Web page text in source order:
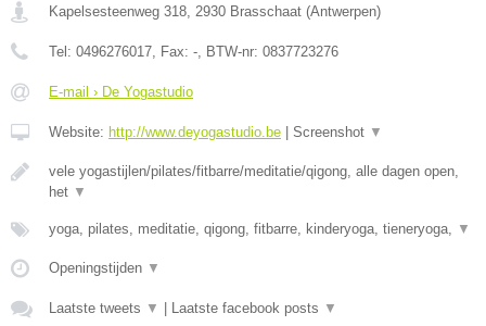
Kapelsesteenweg 318, 2930 Brasschaat (Antwerpen)
Tel: 0496276017, Fax: -, BTW-nr: 0837723276
E-mail › De Yogastudio
Website: http://www.deyogastudio.be Screenshot ▼
vele yogastijlen/pilates/fitbarre/meditatie/qigong, alle dagen open,
het ▼
yoga, pilates, meditatie, qigong, fitbarre, kinderyoga, tieneryoga, ▼
Openingstijden ▼
Laatste tweets ▼ Laatste facebook posts ▼